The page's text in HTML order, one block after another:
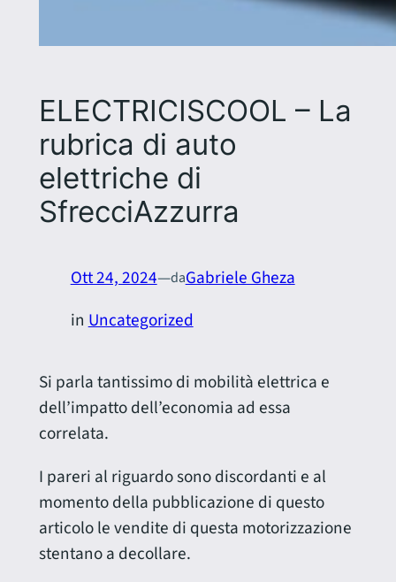
ELECTRICISCOOL – La
rubrica di auto
elettriche di
SfrecciAzzurra
Ott 24, 2024—daGabriele Gheza
inUncategorized
Si parla tantissimo di mobilità elettrica e
dell’impatto dell’economia ad essa
correlata.
I pareri al riguardo sono discordanti e al
momento della pubblicazione di questo
articolo le vendite di questa motorizzazione
stentano a decollare.